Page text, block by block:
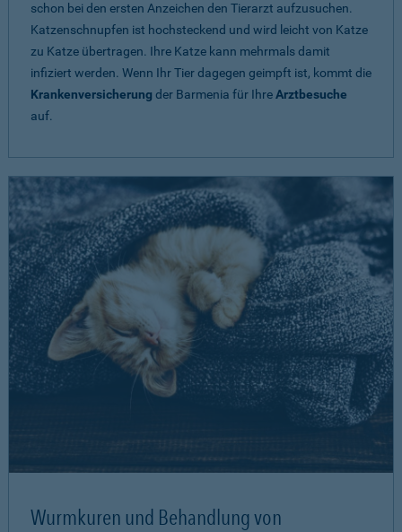
schon bei den ersten Anzeichen den Tierarzt aufzusuchen.
Katzenschnupfen ist hochsteckend und wird leicht von Katze
zu Katze übertragen. Ihre Katze kann mehrmals damit
infiziert werden. Wenn Ihr Tier dagegen geimpft ist, kommt die
Krankenversicherung der Barmenia für IhreArztbesuche
auf.
Wurmkuren und Behandlung von